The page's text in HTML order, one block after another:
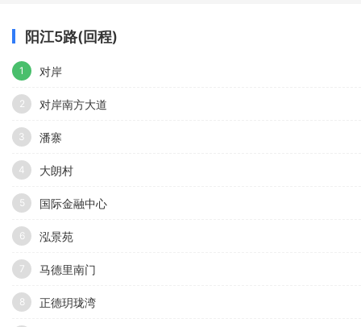
阳江5路(回程)
1 对岸
2 对岸南方大道
3 潘寨
4 大朗村
5 国际金融中心
6 泓景苑
7 马德里南门
8 正德玥珑湾